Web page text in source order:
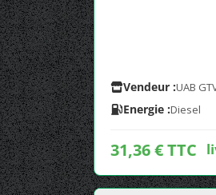
Vendeur :UAB
Energie :Diesel
31,36 € TTC